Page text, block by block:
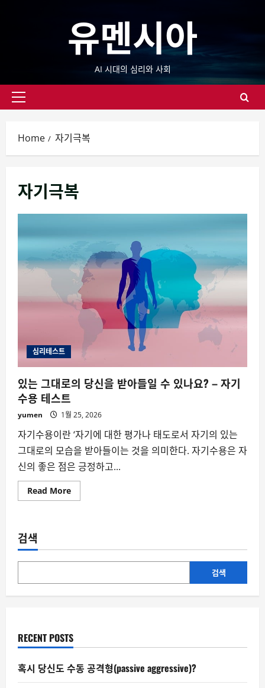
유멘시아
AI 시대의 심리와 사회
Primary
Home 자기극복
자기극복
심리테스트
있는 그대로의 당신을 받아들일 수 있나요? – 자기
수용 테스트
yumen 1월 25, 2026
자기수용이란 ‘자기에 대한 평가나 태도로서 자기의 있는
그대로의 모습을 받아들이는 것을 의미한다. 자기수용은 자
신의 좋은 점은 긍정하고...
Read MoreRead
more
로
당
을
아
있
나
요?
자
기
수
검색
검색
RECENT POSTS
혹시 당신도 수동 공격형(passive aggressive)?